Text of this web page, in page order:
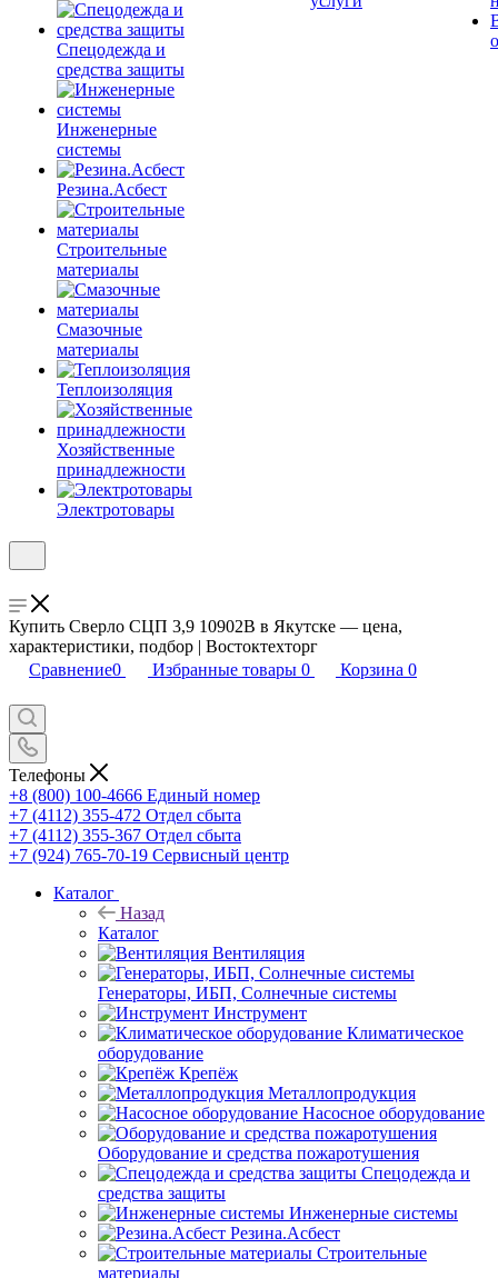
Спецодежда и
средства защиты
Инженерные
системы
Резина.Асбест
Строительные
материалы
Смазочные
материалы
Теплоизоляция
Хозяйственные
принадлежности
Электротовары
Купить Сверло СЦП 3,9 10902В в Якутске — цена,
характеристики, подбор | Востоктехторг
Сравнение0 Избранные товары 0 Корзина 0
Телефоны
+8 (800) 100-4666 Единый номер
+7 (4112) 355-472 Отдел сбыта
+7 (4112) 355-367 Отдел сбыта
+7 (924) 765-70-19 Сервисный центр
Каталог
Назад
Каталог
Вентиляция
Генераторы, ИБП, Солнечные системы
Инструмент
Климатическое
оборудование
Крепёж
Металлопродукция
Насосное оборудование
Оборудование и средства пожаротушения
Спецодежда и
средства защиты
Инженерные системы
Резина.Асбест
Строительные
материалы